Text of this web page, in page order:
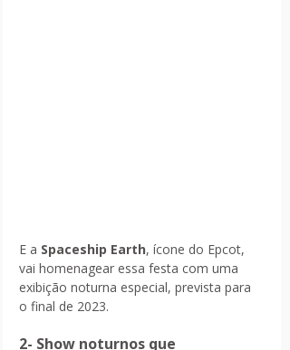
E a Spaceship Earth, ícone do Epcot,
vai homenagear essa festa com uma
exibição noturna especial, prevista para
o final de 2023.
2- Show noturnos que